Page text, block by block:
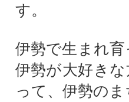
す。
伊勢で生まれ
伊勢が大好き
って、伊勢の